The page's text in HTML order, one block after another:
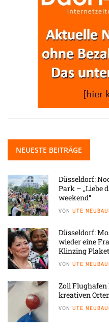
NEUESTE BEITRÄGE
Düsseldorf:
Park – „Liebe
weekend“
VON UTE
Düsseldorf:
wieder eine
Klinzing
VON UTE
Zoll Flughafen
kreativen
VON UTE